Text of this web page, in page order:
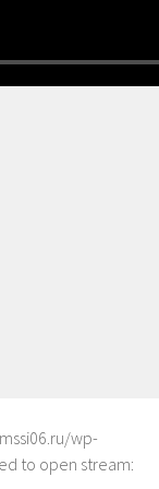
wp-
to open stream: